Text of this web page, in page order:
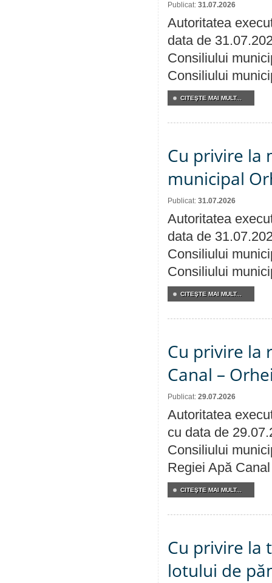
Publicat: 31.07.2026
Autoritatea
data de
Consiliului
Consiliului
CITEŞTE MAI MULT...
Cu privire la
municipal
Publicat: 31.07.2026
Autoritatea
data de
Consiliului
Consiliului
CITEŞTE MAI MULT...
Cu privire la
Canal –
Publicat: 29.07.2026
Autoritatea
cu data de
Consiliului
Regiei Apă
CITEŞTE MAI MULT...
Cu privire la
lotului de